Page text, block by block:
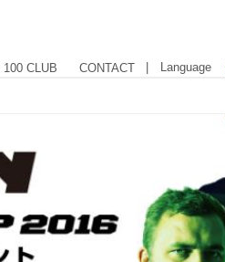
100 CLUB CONTACT | Language